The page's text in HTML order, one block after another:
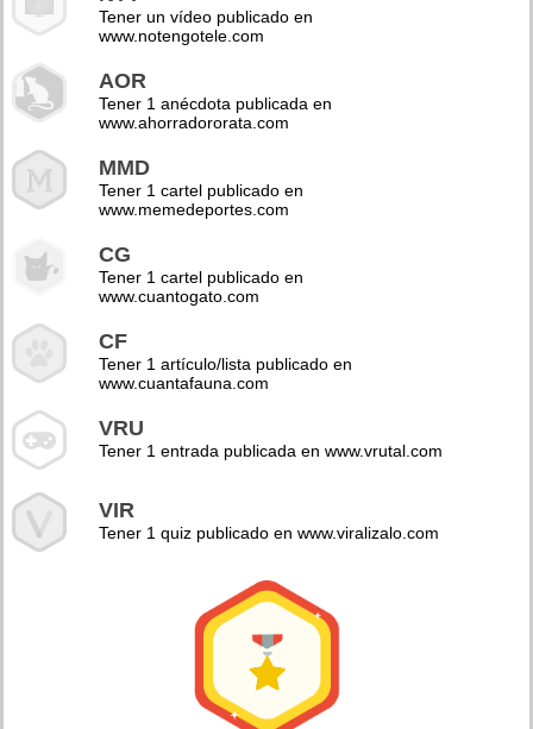
Tener un vídeo publicado en
www.notengotele.com
AOR
Tener 1 anécdota publicada en
www.ahorradororata.com
MMD
Tener 1 cartel publicado en
www.memedeportes.com
CG
Tener 1 cartel publicado en
www.cuantogato.com
CF
Tener 1 artículo/lista publicado en
www.cuantafauna.com
VRU
Tener 1 entrada publicada en www.vrutal.com
VIR
Tener 1 quiz publicado en www.viralizalo.com